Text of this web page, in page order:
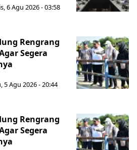
6 Agu 2026 - 03:58
Rengrang
Segera
5 Agu 2026 - 20:44
Rengrang
Segera